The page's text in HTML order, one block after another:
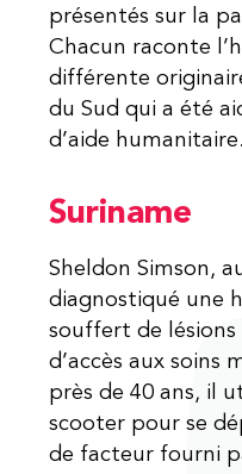
présentés sur la
Chacun raconte
différente
du Sud qui a été
d’aide humanitaire.
Suriname
Sheldon Simson,
diagnostiqué une
souffert de
d’accès aux soins
près de 40 ans, il
scooter pour se
de facteur fourni